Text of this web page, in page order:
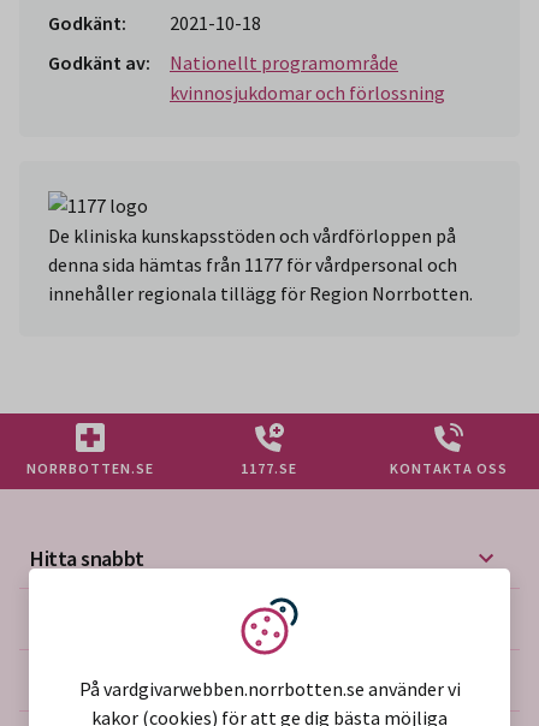
Godkänt:
2021-10-18
Godkänt av:
Nationellt programområde
kvinnosjukdomar och förlossning
De kliniska kunskapsstöden och vårdförloppen på
denna sida hämtas från 1177 för vårdpersonal och
innehåller regionala tillägg för Region Norrbotten.
NORRBOTTEN.SE 1177.SE KONTAKTA OSS
Hitta snabbt
Mer på vårdgivarwebben
Om webbplatsen
Vi använder kakor
På vardgivarwebben.norrbotten.se använder vi
kakor (cookies) för att ge dig bästa möjliga